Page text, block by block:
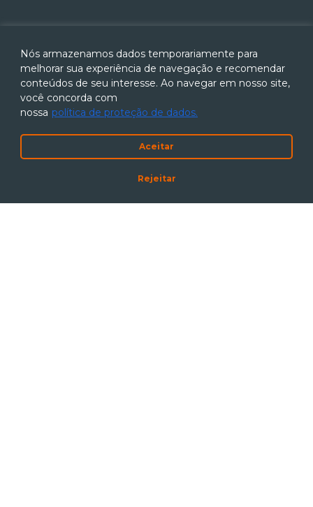
Nós armazenamos dados temporariamente para
melhorar sua experiência de navegação e recomendar
conteúdos de seu interesse. Ao navegar em nosso site,
você concorda com
nossa política de proteção de dados.
Rejeitar
Aceitar